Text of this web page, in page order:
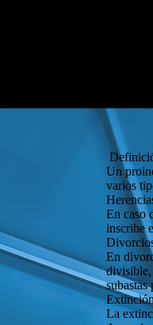
Un
varios
En caso
inscribe
En
divisible,
subastas
La